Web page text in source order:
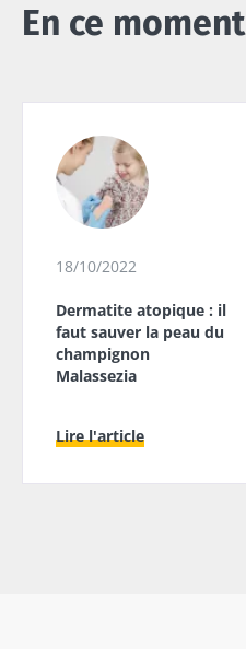
En ce moment
18/10/2022
Dermatite atopique : il
faut sauver la peau du
champignon
Malassezia
Lire l'article